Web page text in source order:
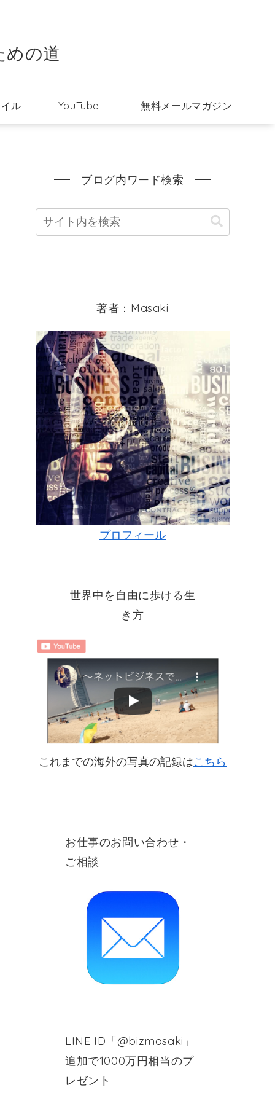
めの道
ル YouTube 無料メールマガジン
ブログ内ワード検索
著者：Masaki
プロフィール
世界中を自由に歩ける生
き方
これまでの海外の写真の記録はこちら
お仕事のお問い合わせ・
ご相談
LINE ID「@bizmasaki」
追加で1000万円相当のプ
レゼント